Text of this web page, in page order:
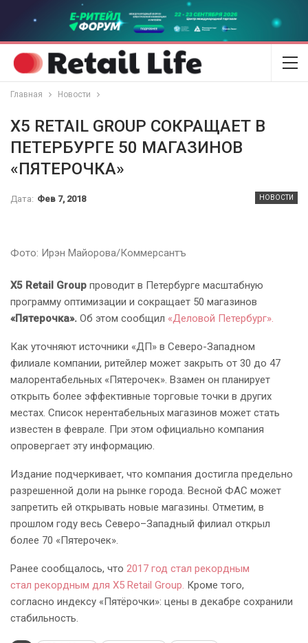
Главная Новости
Х5 RETAIL GROUP СОКРАЩАЕТ В
ПЕТЕРБУРГЕ 50 МАГАЗИНОВ
«ПЯТЕРОЧКА»
НОВОСТИ
Дата: Фев 7, 2018
Фото: Ирэн Майорова/Коммерсантъ
Х5 Retail Group проводит в Петербурге масштабную
программу оптимизации и сокращает 50 магазинов
«Пятерочка». Об этом сообщил «Деловой Петербург».
Как уточняют источники «ДП» в Северо-Западном
филиале компании, ритейлер может закрыть от 30 до 47
малорентабельных «Пятерочек». Взамен он планирует
открыть более эффективные торговые точки в других
местах. Список нерентабельных магазинов может стать
известен в феврале. При этом официально компания
опровергает эту информацию.
Издание подчеркивает, что компания достигла предельно
разрешенной доли на рынке города. Весной ФАС может
запретить ей открывать новые магазины. Отметим, в
прошлом году весь Северо–Западный филиал открыл
более 70 «Пятерочек».
Ранее сообщалось, что 2017 год стал рекордным
стал рекордным для X5 Retail Group. Кроме того,
согласно индексу «Пятёрочки»: цены в декабре сохранили
стабильность.